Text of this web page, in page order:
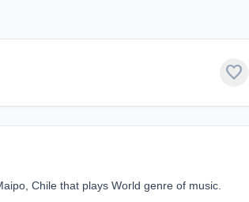
favorite
Chile that plays World genre of music.